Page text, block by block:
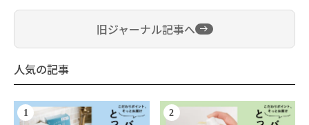
旧ジャーナル記事へ
人気の記事
1 2